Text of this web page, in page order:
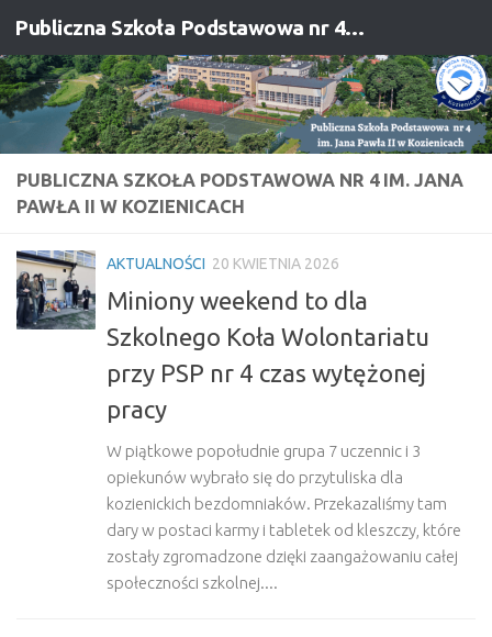
Przejdź do treści Publiczna Szkoła Podstawowa nr 4 im. Jana Pawła II w Kozienicach
PUBLICZNA SZKOŁA PODSTAWOWA NR 4 IM. JANA
PAWŁA II W KOZIENICACH
AKTUALNOŚCI 20 KWIETNIA 2026
Miniony weekend to dla
Szkolnego Koła Wolontariatu
przy PSP nr 4 czas wytężonej
pracy
W piątkowe popołudnie grupa 7 uczennic i 3
opiekunów wybrało się do przytuliska dla
kozienickich bezdomniaków. Przekazaliśmy tam
dary w postaci karmy i tabletek od kleszczy, które
zostały zgromadzone dzięki zaangażowaniu całej
społeczności szkolnej....